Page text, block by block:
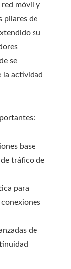
red móvil y
pilares de
su
se
la actividad
base
tráfico de
para
de